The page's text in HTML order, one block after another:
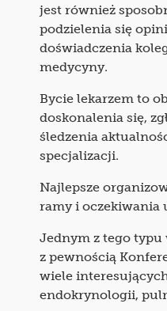
jest również
podzielenia się
doświadczenia
medycyny.
Bycie lekarzem to
doskonalenia się,
śledzenia
specjalizacji.
Najlepsze
ramy i oczekiwania
Jednym z tego typu
z pewnością
wiele
endokrynologii,